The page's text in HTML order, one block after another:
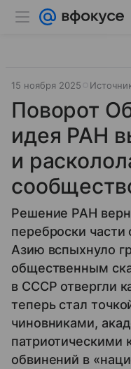
15 ноября 2025
Поворот
идея РАН
и
Решение РАН
переброски
Азию вспыхнуло
общественным
в СССР отвергли
теперь стал
чиновниками,
обвинений в